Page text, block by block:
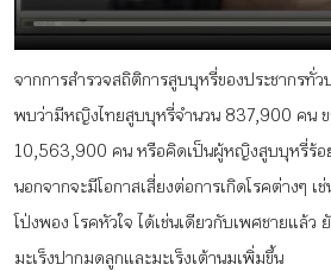
หัวข้อที่เราแนะนำ
เข้าสู่ระบบ/สมัครสมาชิก
จากการสำรวจสถิติการสูบบุหรี่ของประชากรทั่
พบว่ามีหญิงไทยสูบบุหรี่จำนวน 837,900 คน
10,563,900 คน หรือคิดเป็นผู้หญิงสูบบุหรี่ร้
นอกจากจะมีโอกาสเสี่ยงต่อการเกิดโรคต่างๆ เ
โป่งพอง โรคหัวใจ ได้เช่นเดียวกับเพศชายแล้ว
มะเร็งปากมดลูกและมะเร็งเต้านมเพิ่มขึ้น